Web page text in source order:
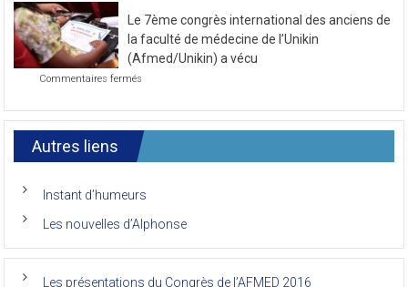
2021
première
journée
7ème
l’AFMED
Le 7ème congrès international des anciens de
la faculté de médecine de l’Unikin
(Afmed/Unikin) a vécu
Commentaires fermés
congrès
international
anciens
la
de
de
(Afmed/Unikin)
Autres liens
Instant d’humeurs
Les nouvelles d’Alphonse
Les présentations du Congrès de l’AFMED 2016